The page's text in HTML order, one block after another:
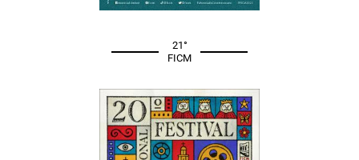
21°
FICM